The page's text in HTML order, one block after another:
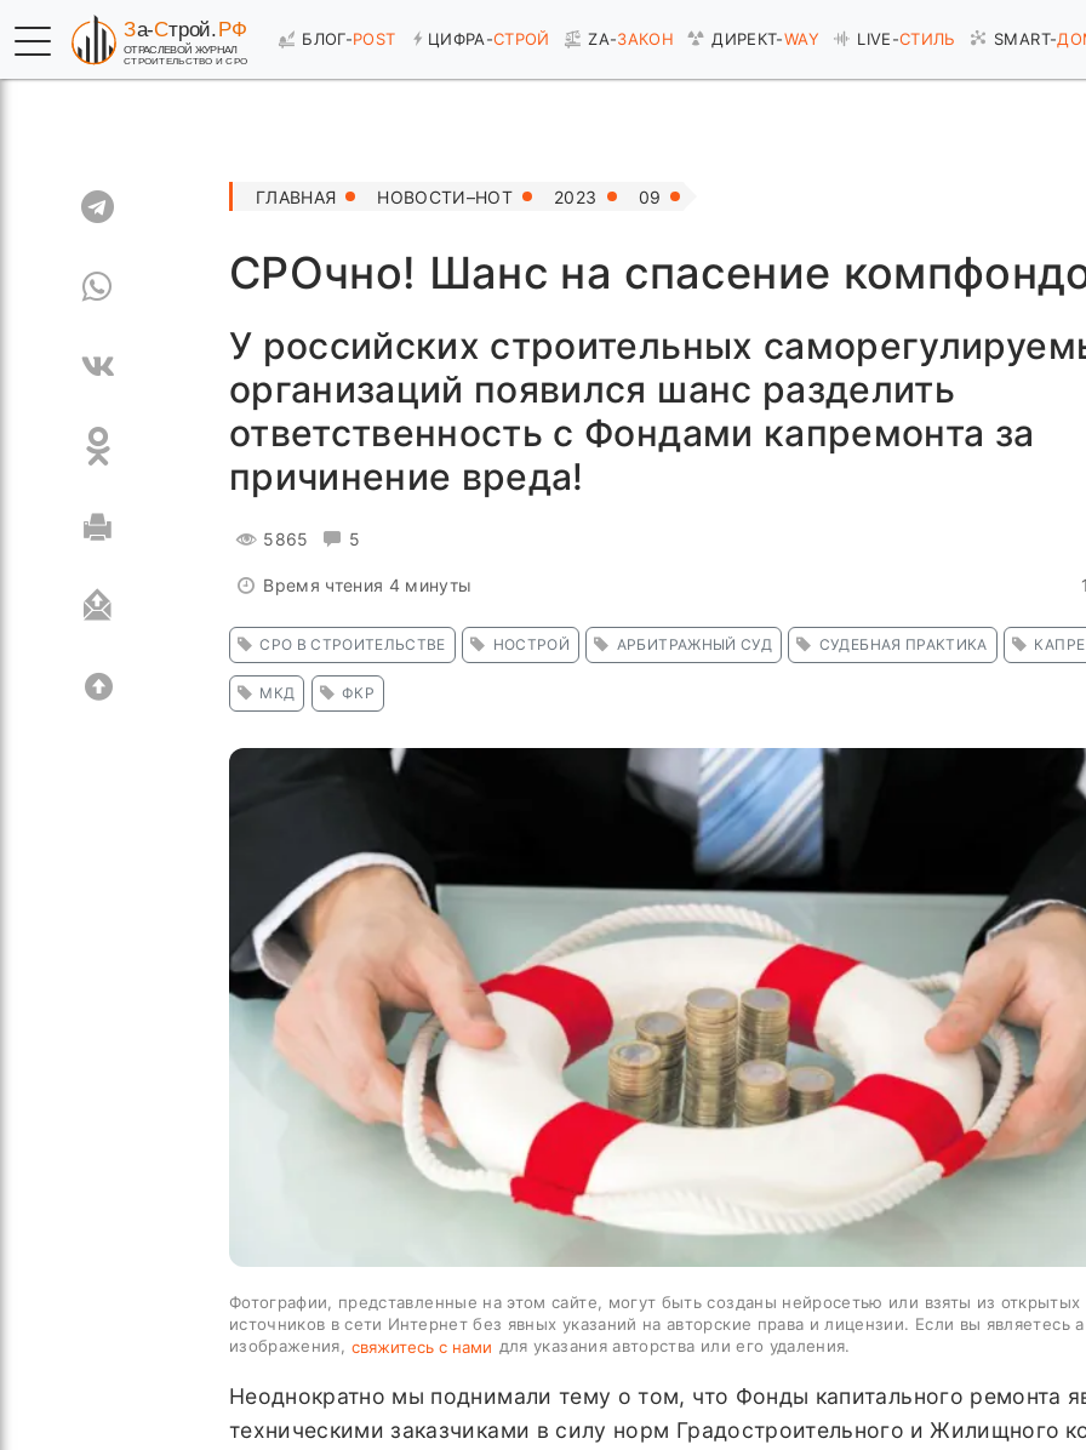
БЛОГ-POST ЦИФРА-СТРОЙ ZA-ЗАКОН ДИРЕКТ-WAY LIVE-СТИЛЬ SMART-
ГЛАВНАЯ НОВОСТИ–HOT 2023 09
СРОчно! Шанс на спасение
У российских строительных
организаций появился шанс разделить
ответственность с Фондами капремонта за
причинение вреда!
5865 5
Время чтения 4 минуты
СРО В СТРОИТЕЛЬСТВЕ НОСТРОЙ АРБИТРАЖНЫЙ СУД СУДЕБНАЯ ПРАКТИКА
МКД ФКР
Фотографии, представленные на этом сайте, могут быть созданы нейросетью или взяты из открытых
источников в сети Интернет без явных указаний на авторские права и лицензии. Если вы являетесь
изображения, свяжитесь с нами для указания авторства или его удаления.
Неоднократно мы поднимали тему о том, что Фонды капитального ремонта
техническими заказчиками в силу норм Градостроительного и Жилищного